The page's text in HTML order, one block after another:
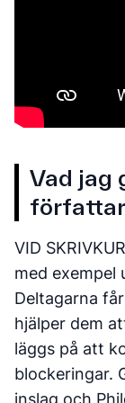
Vad jag
VID
med exempel
Deltagarna
hjälper dem
läggs på att
blockeringar.
inslag och